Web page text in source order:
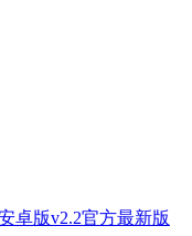
卓版v2.2官方最新版